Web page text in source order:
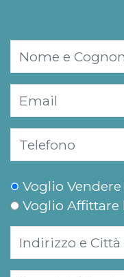
Voglio Vendere
Voglio Affittare